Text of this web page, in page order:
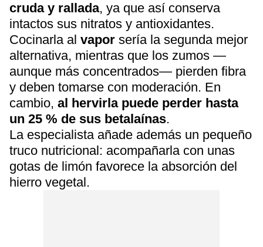
cruda y rallada, ya que así conserva
intactos sus nitratos y antioxidantes.
Cocinarla al vapor sería la segunda mejor
alternativa, mientras que los zumos —
aunque más concentrados— pierden fibra
y deben tomarse con moderación. En
cambio, al hervirla puede perder hasta
un 25 % de sus betalaínas.
La especialista añade además un pequeño
truco nutricional: acompañarla con unas
gotas de limón favorece la absorción del
hierro vegetal.